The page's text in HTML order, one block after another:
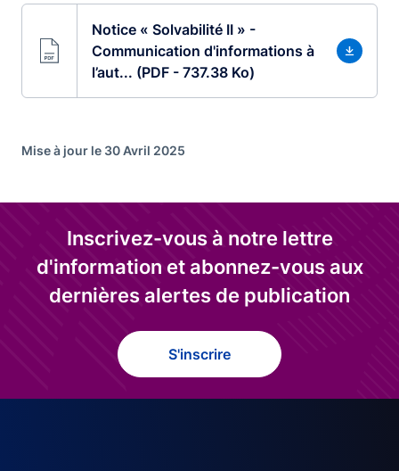
Notice « Solvabilité II » -
Communication d'informations à
l’aut... (PDF - 737.38 Ko)
Mise à jour le 30 Avril 2025
Inscrivez-vous à notre lettre
d'information et abonnez-vous aux
dernières alertes de publication
S'inscrire